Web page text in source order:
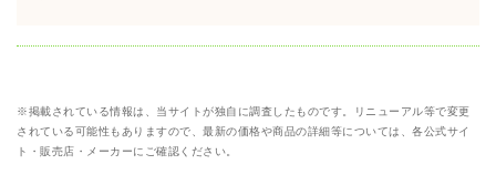
※掲載されている情報は、当サイトが独自に調査したものです。リニューアル等で変更
されている可能性もありますので、最新の価格や商品の詳細等については、各公式サイ
ト・販売店・メーカーにご確認ください。